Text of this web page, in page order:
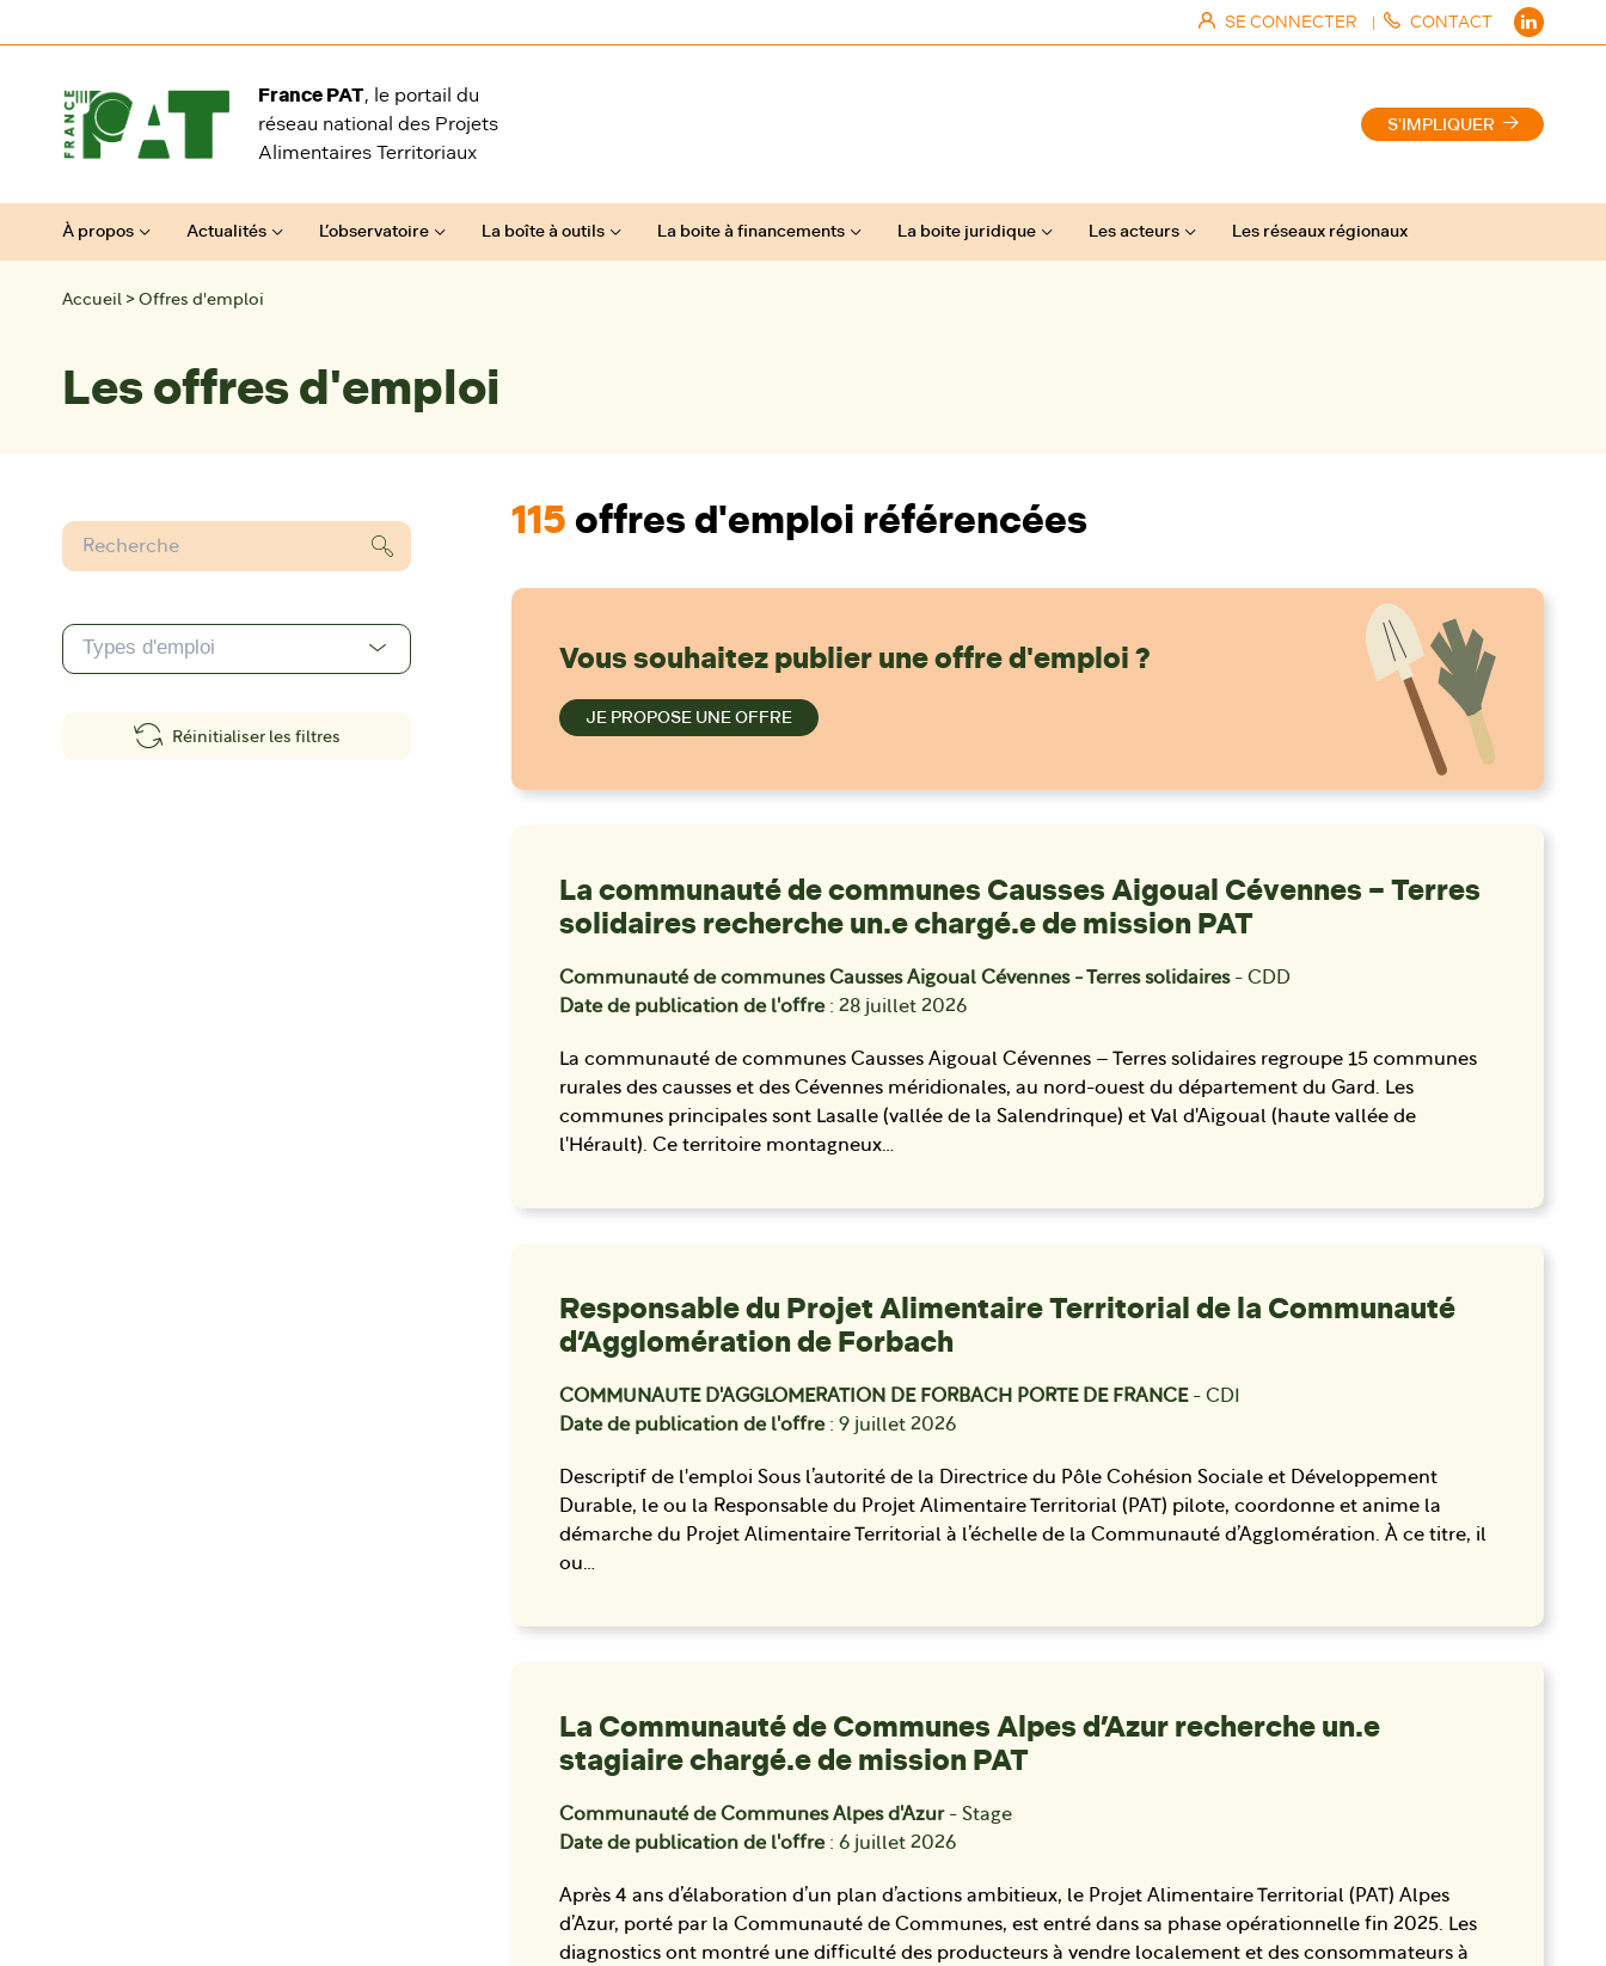
SE CONNECTER | CONTACT
France PAT, le portail du
réseau national des Projets
Alimentaires Territoriaux
S'IMPLIQUER
À propos Actualités L’observatoire La boîte à outils La boite à financements La boite juridique Les acteurs Les réseaux régionaux
Accueil > Offres d'emploi
Les offres d'emploi
Réinitialiser les filtres
115 offres d'emploi référencées
Vous souhaitez publier une offre d'emploi ?
JE PROPOSE UNE OFFRE
La communauté de communes Causses Aigoual Cévennes – Terres
solidaires recherche un.e chargé.e de mission PAT
Communauté de communes Causses Aigoual Cévennes - Terres solidaires - CDD
Date de publication de l'offre: 28 juillet 2026
La communauté de communes Causses Aigoual Cévennes – Terres solidaires regroupe 15 communes
rurales des causses et des Cévennes méridionales, au nord-ouest du département du Gard. Les
communes principales sont Lasalle (vallée de la Salendrinque) et Val d'Aigoual (haute vallée de
l'Hérault). Ce territoire montagneux…
Responsable du Projet Alimentaire Territorial de la Communauté
d’Agglomération de Forbach
COMMUNAUTE D'AGGLOMERATION DE FORBACH PORTE DE FRANCE - CDI
Date de publication de l'offre: 9 juillet 2026
Descriptif de l'emploi Sous l’autorité de la Directrice du Pôle Cohésion Sociale et Développement
Durable, le ou la Responsable du Projet Alimentaire Territorial (PAT) pilote, coordonne et anime la
démarche du Projet Alimentaire Territorial à l’échelle de la Communauté d’Agglomération. À ce titre, il
ou…
La Communauté de Communes Alpes d’Azur recherche un.e
stagiaire chargé.e de mission PAT
Communauté de Communes Alpes d'Azur - Stage
Date de publication de l'offre: 6 juillet 2026
Après 4 ans d’élaboration d’un plan d’actions ambitieux, le Projet Alimentaire Territorial (PAT) Alpes
d’Azur, porté par la Communauté de Communes, est entré dans sa phase opérationnelle fin 2025. Les
diagnostics ont montré une difficulté des producteurs à vendre localement et des consommateurs à